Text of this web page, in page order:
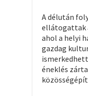
A délután
ellátogattak
ahol a helyi
gazdag
éneklés